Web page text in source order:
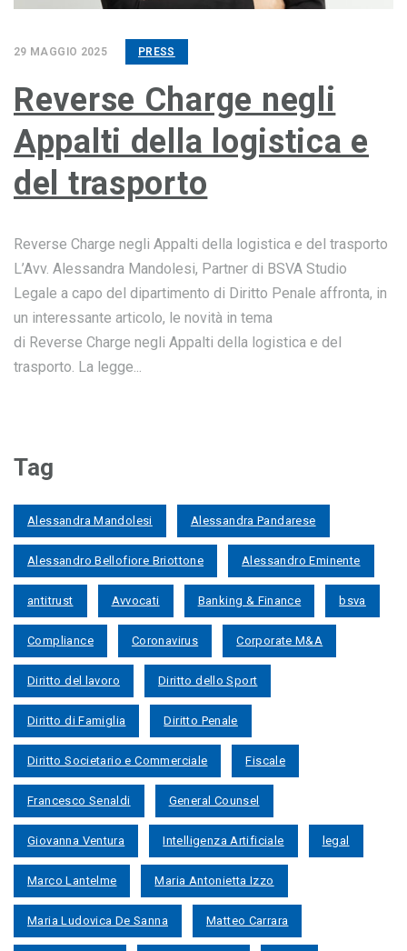
29 MAGGIO 2025 PRESS
Reverse Charge negli
Appalti della logistica e
del trasporto
Reverse Charge negli Appalti della logistica e del trasporto
L’Avv. Alessandra Mandolesi, Partner di BSVA Studio
Legale a capo del dipartimento di Diritto Penale affronta, in
un interessante articolo, le novità in tema
di Reverse Charge negli Appalti della logistica e del
trasporto. La legge...
Tag
Alessandra Mandolesi Alessandra Pandarese
Alessandro Bellofiore Briottone Alessandro Eminente
antitrust Avvocati Banking & Finance bsva
Compliance Coronavirus Corporate M&A
Diritto del lavoro Diritto dello Sport
Diritto di Famiglia Diritto Penale
Diritto Societario e Commerciale Fiscale
Francesco Senaldi General Counsel
Giovanna Ventura Intelligenza Artificiale legal
Marco Lantelme Maria Antonietta Izzo
Maria Ludovica De Sanna Matteo Carrara